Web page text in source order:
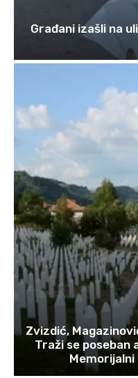
Građani izašli na
Zvizdić,
Traži se